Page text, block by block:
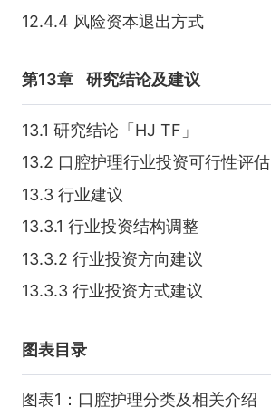
12.4.4 风险资本退出方式
第13章 研究结论及建议
13.1 研究结论「HJ TF」
13.2 口腔护理行业投资可行性评估
13.3 行业建议
13.3.1 行业投资结构调整
13.3.2 行业投资方向建议
13.3.3 行业投资方式建议
图表目录
图表1：口腔护理分类及相关介绍